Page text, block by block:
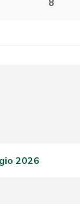
8
2026